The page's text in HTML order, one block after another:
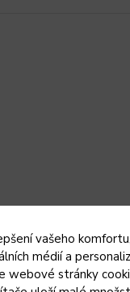
vašeho
médií a
webové stránky